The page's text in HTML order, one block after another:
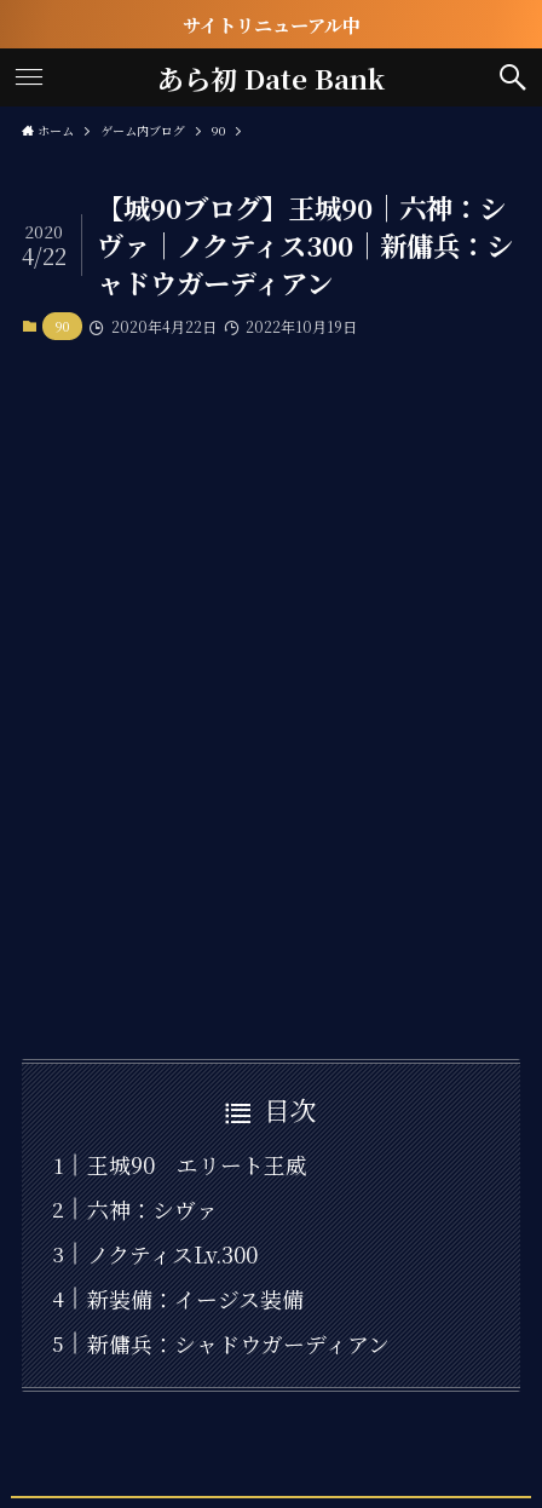
サイトリニューアル中
あら初 Date Bank
ホーム ゲーム内ブログ 90
【城90ブログ】王城90｜六神：シ
ヴァ｜ノクティス300｜新傭兵：シ
ャドウガーディアン
2020
4/22
90 2020年4月22日 2022年10月19日
目次
王城90 エリート王威
六神：シヴァ
ノクティスLv.300
新装備：イージス装備
新傭兵：シャドウガーディアン